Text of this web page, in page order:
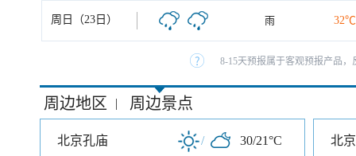
周日（23日） 雨 32℃
8-15天预报属于客观预报产品
周边地区 | 周边景点
北京孔庙 / 30/21°C 北